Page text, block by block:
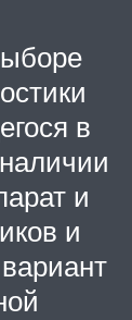
в
и
и